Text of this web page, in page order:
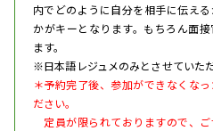
内でどのように自分を相手に伝え
かがキーとなります。もちろん面
ます。
※日本語レジュメのみとさせていただ
＊予約完了後、参加ができなくな
ださい。
定員が限られておりますので、